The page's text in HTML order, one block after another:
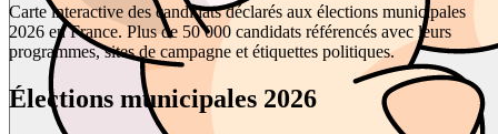
Carte interactive des candidats déclarés aux élections municipales
2026 en France. Plus de 50 000 candidats référencés avec leurs
programmes, sites de campagne et étiquettes politiques.
Élections municipales 2026